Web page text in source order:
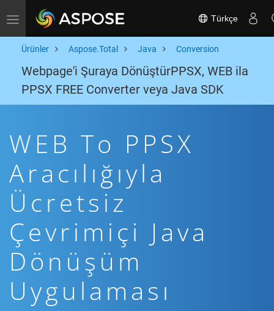
Toggle navigation Türkçe
Ürünler Aspose.Total Java Conversion
Webpage'i Şuraya DönüştürPPSX, WEB ila
PPSX FREE Converter veya Java SDK
WEB To PPSX
Aracılığıyla
Ücretsiz
Çevrimiçi Java
Dönüşüm
Uygulaması